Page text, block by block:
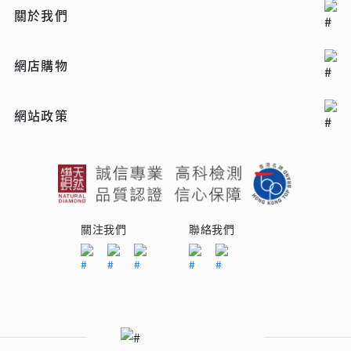
關於我們
網店購物
網站政策
關注我們 聯絡我們